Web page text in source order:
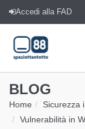
Accedi alla FAD
BLOG
Home Sicurezza
Vulnerabilità in